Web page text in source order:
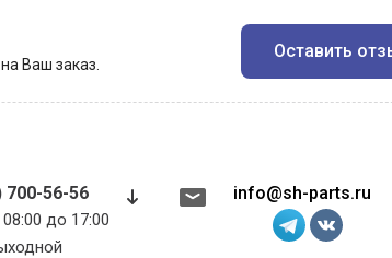
Ваш заказ.
Оставить
700-56-56
до 17:00
info@sh-parts.ru